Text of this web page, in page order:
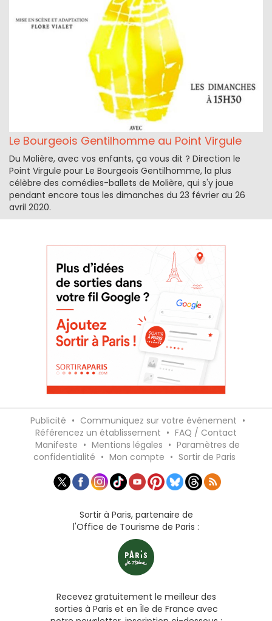
Le Bourgeois Gentilhomme au Point Virgule
Du Molière, avec vos enfants, ça vous dit ? Direction le
Point Virgule pour Le Bourgeois Gentilhomme, la plus
célèbre des comédies-ballets de Molière, qui s'y joue
pendant encore tous les dimanches du 23 février au 26
avril 2020.
Publicité • Communiquez sur votre événement •
Référencez un établissement • FAQ / Contact
Manifeste • Mentions légales • Paramètres de
confidentialité • Mon compte • Sortir de Paris
Sortir à Paris, partenaire de
l'Office de Tourisme de Paris :
Recevez gratuitement le meilleur des
sorties à Paris et en Île de France avec